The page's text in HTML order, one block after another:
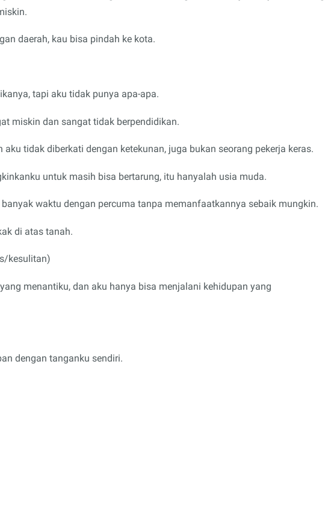
daerah, kau bisa pindah ke kota.
tapi aku tidak punya apa-apa.
miskin dan sangat tidak berpendidikan.
aku tidak diberkati dengan ketekunan, juga bukan seorang pekerja keras.
untuk masih bisa bertarung, itu hanyalah usia muda.
waktu dengan percuma tanpa memanfaatkannya sebaik mungkin.
di atas tanah.
kesulitan)
menantiku, dan aku hanya bisa menjalani kehidupan yang
dengan tanganku sendiri.